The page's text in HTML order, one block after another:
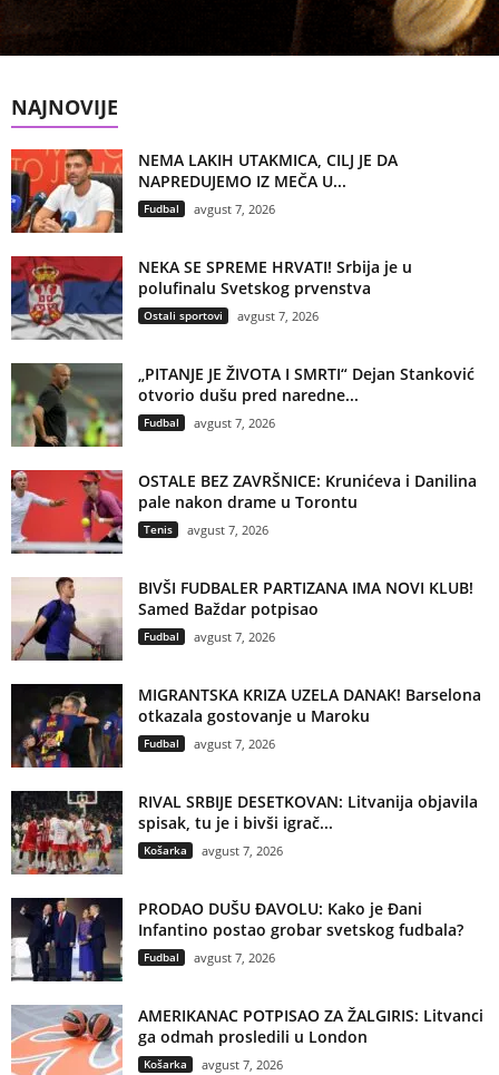
NAJNOVIJE
NEMA LAKIH UTAKMICA, CILJ JE DA
NAPREDUJEMO IZ MEČA U...
Fudbal avgust 7, 2026
NEKA SE SPREME HRVATI! Srbija je u
polufinalu Svetskog prvenstva
Ostali sportovi avgust 7, 2026
„PITANJE JE ŽIVOTA I SMRTI“ Dejan Stanković
otvorio dušu pred naredne...
Fudbal avgust 7, 2026
OSTALE BEZ ZAVRŠNICE: Krunićeva i Danilina
pale nakon drame u Torontu
Tenis avgust 7, 2026
BIVŠI FUDBALER PARTIZANA IMA NOVI KLUB!
Samed Baždar potpisao
Fudbal avgust 7, 2026
MIGRANTSKA KRIZA UZELA DANAK! Barselona
otkazala gostovanje u Maroku
Fudbal avgust 7, 2026
RIVAL SRBIJE DESETKOVAN: Litvanija objavila
spisak, tu je i bivši igrač...
Košarka avgust 7, 2026
PRODAO DUŠU ĐAVOLU: Kako je Đani
Infantino postao grobar svetskog fudbala?
Fudbal avgust 7, 2026
AMERIKANAC POTPISAO ZA ŽALGIRIS: Litvanci
ga odmah prosledili u London
Košarka avgust 7, 2026